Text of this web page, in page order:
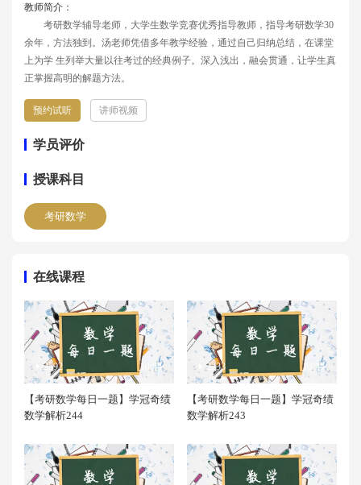
教师简介：
考研数学辅导老师，大学生数学竞赛优秀指导教师，指导考研数学30
余年，方法独到。汤老师凭借多年教学经验，通过自己归纳总结，在课堂
上为学 生列举大量以往考过的经典例子。深入浅出，融会贯通，让学生真
正掌握高明的解题方法。
预约试听 讲师视频
学员评价
授课科目
考研数学
在线课程
2592 10:44
【考研数学每日一题】学冠奇绩
数学解析244
2233 10:44
【考研数学每日一题】学冠奇绩
数学解析243